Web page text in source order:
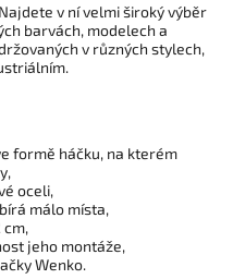
v ní velmi široký výběr
barvách, modelech a
v různých stylech,
formě háčku, na kterém
oceli,
málo místa,
cm,
jeho montáže,
Wenko.